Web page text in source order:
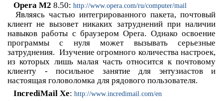
Opera M2 8.50: http://www.opera.com/ru/computer/mail
Являясь частью интегрированного пакета, почтовый
клиент не вызовет никаких затруднений при наличии
навыков работы с браузером Opera. Однако освоение
программы с нуля может вызывать серьезные
затруднения. Изучение огромного количества настроек,
из которых лишь малая часть относится к почтовому
клиенту - посильное занятие для энтузиастов и
настоящая головоломка для рядового пользователя.
IncrediMail Xe: http://www.incredimail.com/en